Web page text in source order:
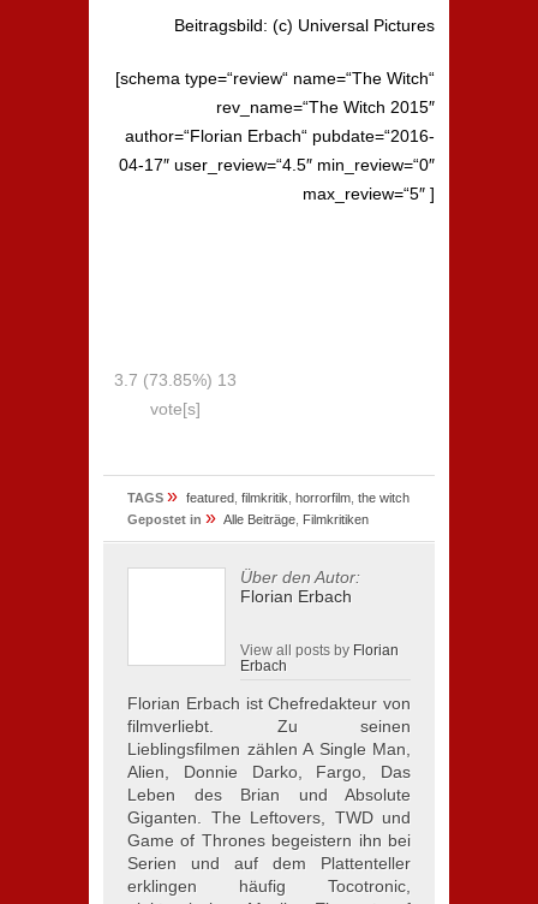
Beitragsbild: (c) Universal Pictures
[schema type=“review“ name=“The Witch“
rev_name=“The Witch 2015″
author=“Florian Erbach“ pubdate=“2016-
04-17″ user_review=“4.5″ min_review=“0″
max_review=“5″ ]
3.7 (73.85%) 13
vote[s]
TAGS » featured filmkritik horrorfilm the witch
Gepostet in » Alle Beiträge Filmkritiken
Über den Autor:
Florian Erbach
View all posts by Florian
Erbach
Florian Erbach ist Chefredakteur von
filmverliebt. Zu seinen
Lieblingsfilmen zählen A Single Man,
Alien, Donnie Darko, Fargo, Das
Leben des Brian und Absolute
Giganten. The Leftovers, TWD und
Game of Thrones begeistern ihn bei
Serien und auf dem Plattenteller
erklingen häufig Tocotronic,